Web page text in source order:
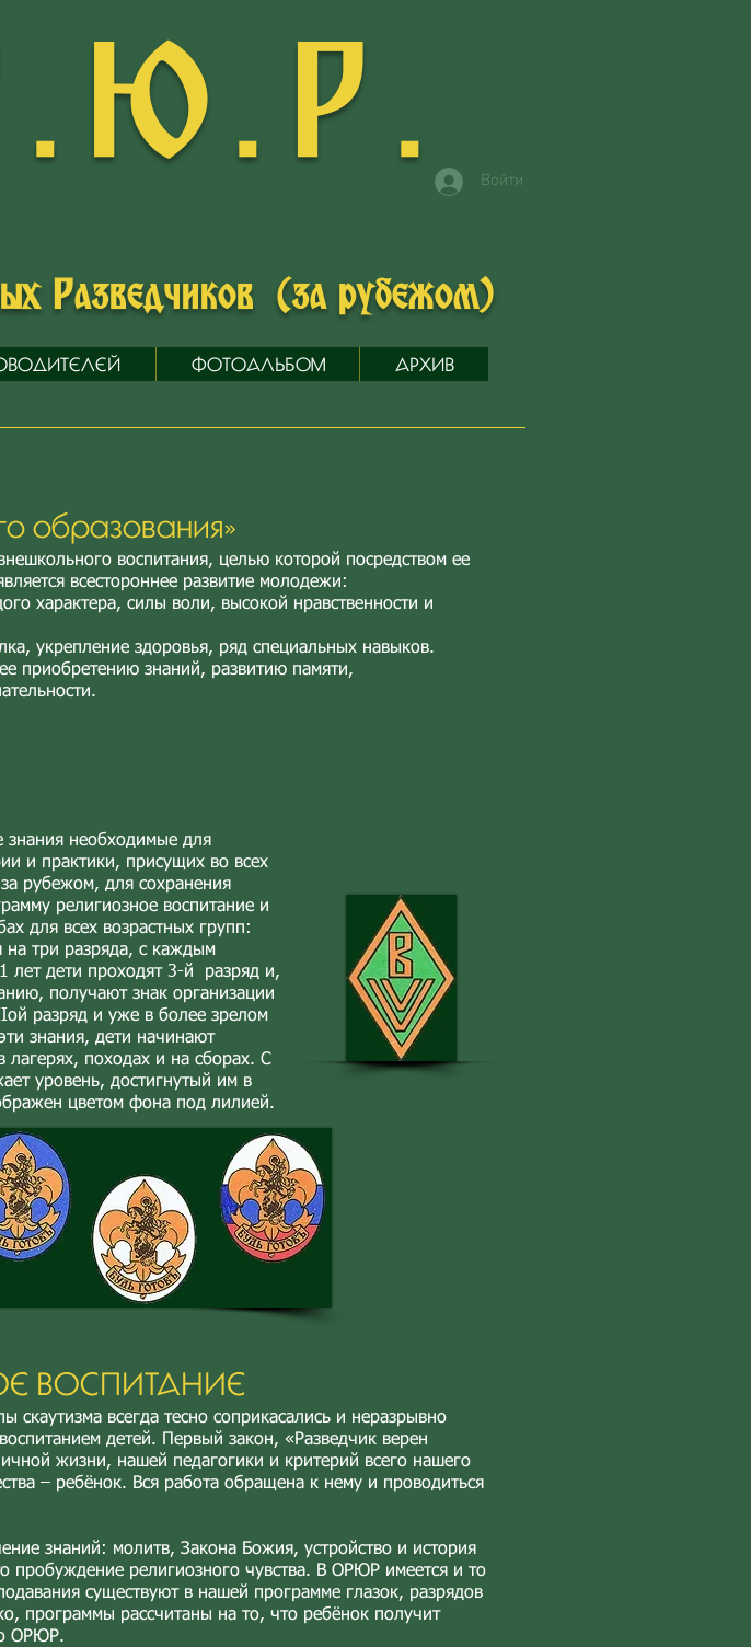
Войти
Разведчиков (за рубежом)
ФОТОАЛЬБОМ АРХИВ
образования»
воспитания, целью которой посредством ее
всестороннее развитие молодежи:
характера, силы воли, высокой нравственности и
укрепление здоровья, ряд специальных навыков.
приобретению знаний, развитию памяти,
знания необходимые для
и практики, присущих во всех
рубежом, для сохранения
религиозное воспитание и
для всех возрастных групп:
на три разряда, с каждым
лет дети проходят 3-й разряд и,
получают знак организации
разряд и уже в более зрелом
знания, дети начинают
лагерях, походах и на сборах. С
уровень, достигнутый им в
цветом фона под лилией.​​
ВОСПИТАНИЕ
скаутизма всегда тесно соприкасались и неразрывно
детей. Первый закон, «Разведчик верен
жизни, нашей педагогики и критерий всего нашего
– ребёнок. Вся работа обращена к нему и проводиться
знаний: молитв, Закона Божия, устройство и история
пробуждение религиозного чувства. В ОРЮР имеется и то
существуют в нашей программе глазок, разрядов
программы рассчитаны на то, что ребёнок получит
ОРЮР.